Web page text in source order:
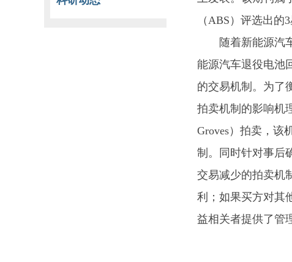
（ABS）评选出
随着新能源汽
能源汽车退役电池
的交易机制。为了
拍卖机制的影响机
Groves）拍卖，该
制。同时针对事后
交易减少的拍卖机
利；如果买方对其
益相关者提供了管